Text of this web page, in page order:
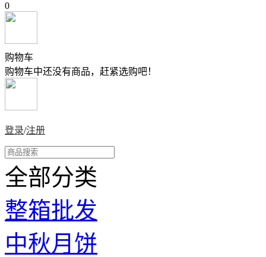
0
购物车
购物车中还没有商品，赶紧选购吧！
登录/注册
全部分类
整箱批发
中秋月饼